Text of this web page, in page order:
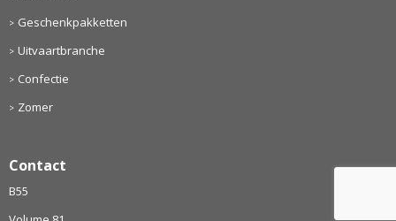
Geschenkpakketten
Uitvaartbranche
Confectie
Zomer
Contact
B55